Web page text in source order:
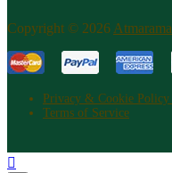
Copyright © 2026 Atm​arama
Privacy & Cookie Policy
Terms of Service
